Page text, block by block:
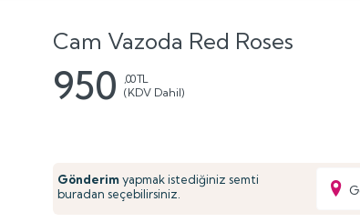
Cam Vazoda Red Roses
950
,00 TL
(KDV Dahil)
Gönderimyapmak istediğiniz semti
buradan seçebilirsiniz.